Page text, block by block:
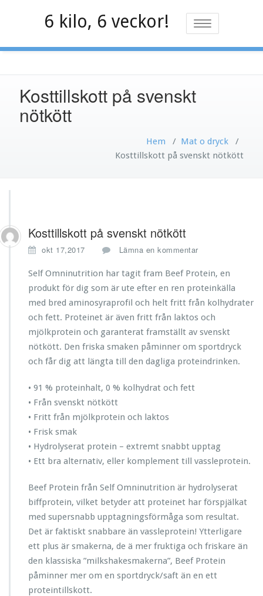
6 kilo, 6 veckor!
Slå
på/av
navigering
Kosttillskott på svenskt
nötkött
Hem / Mat o dryck /
Kosttillskott på svenskt nötkött
Kosttillskott på svenskt nötkött
okt 17,2017 Lämna en kommentar
Self Omninutrition har tagit fram Beef Protein, en
produkt för dig som är ute efter en ren proteinkälla
med bred aminosyraprofil och helt fritt från kolhydrater
och fett. Proteinet är även fritt från laktos och
mjölkprotein och garanterat framställt av svenskt
nötkött. Den friska smaken påminner om sportdryck
och får dig att längta till den dagliga proteindrinken.
• 91 % proteinhalt, 0 % kolhydrat och fett
• Från svenskt nötkött
• Fritt från mjölkprotein och laktos
• Frisk smak
• Hydrolyserat protein – extremt snabbt upptag
• Ett bra alternativ, eller komplement till vassleprotein.
Beef Protein från Self Omninutrition är hydrolyserat
biffprotein, vilket betyder att proteinet har förspjälkat
med supersnabb upptagningsförmåga som resultat.
Det är faktiskt snabbare än vassleprotein! Ytterligare
ett plus är smakerna, de ä mer fruktiga och friskare än
den klassiska ”milkshakesmakerna”, Beef Protein
påminner mer om en sportdryck/saft än en ett
proteintillskott.